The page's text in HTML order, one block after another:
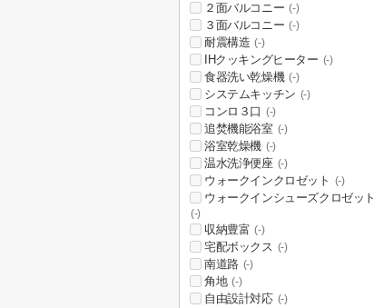
２面バルコニー (-)
３面バルコニー (-)
耐震構造 (-)
IHクッキングヒーター (-)
食器洗い乾燥機 (-)
システムキッチン (-)
コンロ３口 (-)
追焚機能浴室 (-)
浴室乾燥機 (-)
温水洗浄便座 (-)
ウォークインクロゼット (-)
ウォークインシューズクロゼット
(-)
収納豊富 (-)
宅配ボックス (-)
南道路 (-)
角地 (-)
自由設計対応 (-)